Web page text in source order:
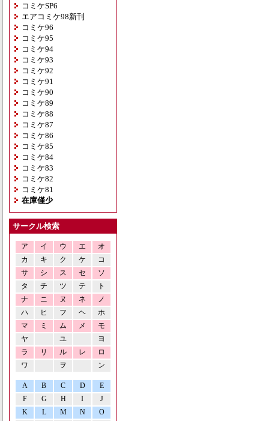
コミケSP6
エアコミケ98新刊
コミケ96
コミケ95
コミケ94
コミケ93
コミケ92
コミケ91
コミケ90
コミケ89
コミケ88
コミケ87
コミケ86
コミケ85
コミケ84
コミケ83
コミケ82
コミケ81
在庫僅少
サークル検索
ア イ ウ エ
オ
カ
キ ク ケ
コ
サ
シ ス セ
ソ
タ
チ ツ テ
ト
ナ
ニ ヌ ネ
ノ
ハ
ヒ フ ヘ
ホ
マ
ミ ム メ
モ
ヤ
ユ
ヨ
ラ
リ ル レ
ロ
ワ
ヲ ン
A B C D
E
F
G H I
J
K
L M N O